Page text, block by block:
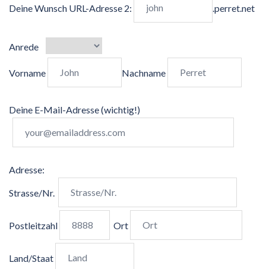
Deine Wunsch URL-Adresse 2: .perret.net
Anrede
Vorname Nachname
Deine E-Mail-Adresse (wichtig!)
Adresse:
Strasse/Nr.
Postleitzahl Ort
Land/Staat